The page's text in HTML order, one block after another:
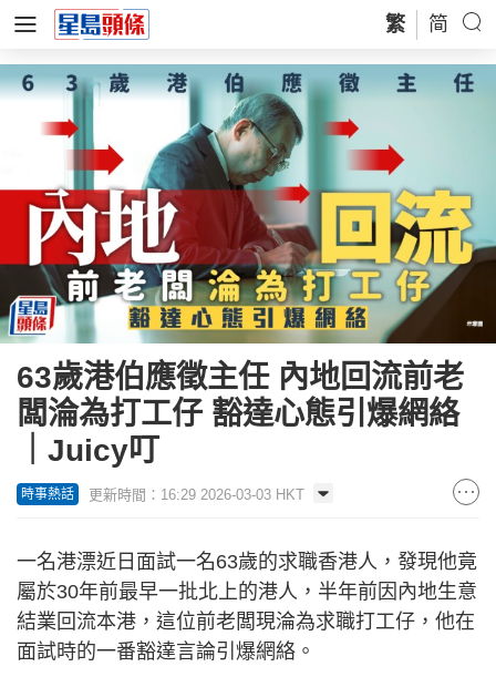
繁 简
63歲港伯應徵主任 內地回流前老
闆淪為打工仔 豁達心態引爆網絡
｜Juicy叮
時事熱話 更新時間：16:29 2026-03-03 HKT
一名港漂近日面試一名63歲的求職香港人，發現他竟
屬於30年前最早一批北上的港人，半年前因內地生意
結業回流本港，這位前老闆現淪為求職打工仔，他在
面試時的一番豁達言論引爆網絡。